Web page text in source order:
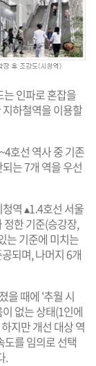
는 인파로혼잡을
하철역을 이용할
호선 역사 중 기존
는 7개 역을 우선
역 ▴1․4호선 서울
정한 기준(승강장,
는 기준에 미치는
되며,나머지 6개
을 때에 '추월 시
없는 상태(1인에
지만 개선 대상 역
도를 임의로 선택
.